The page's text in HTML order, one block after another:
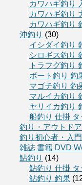
カワハギ釣り
カワハギ釣り
カワハギ釣り
沖釣り (30)
イシダイ釣り
シロギス釣り
トラフグ釣り
ボート釣り 釣
マゴチ釣り 釣
マルイカ釣り
ヤリイカ釣り
船釣り 仕掛 タ
釣り・アウトド
釣り初心者・入門
雑誌 書籍 DVD
鮎釣り (14)
鮎釣り 仕掛 タ
鮎釣り 釣果